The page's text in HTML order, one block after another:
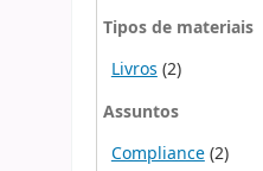
Tipos de materiais
Livros (2)
Assuntos
Compliance(2)